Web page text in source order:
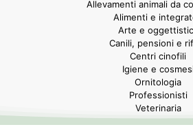
Allevamenti animali da
Alimenti e
Arte e
Canili, pensioni e
Centri cinofili
Igiene e
Ornitologia
Professionisti
Veterinaria